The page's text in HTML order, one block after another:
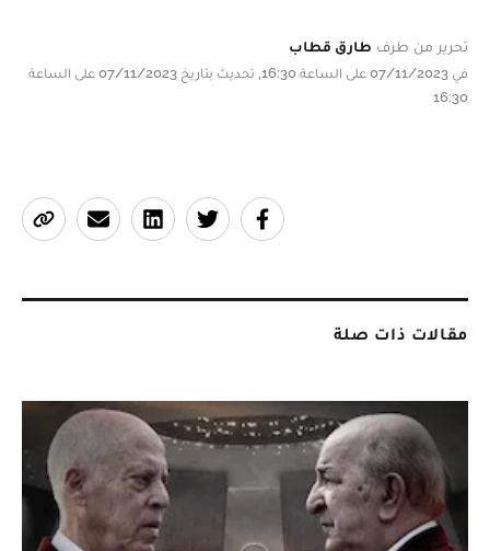
تحرير من طرف طارق قطاب
في 07/11/2023 على الساعة 16:30, تحديث بتاريخ 07/11/2023 على الساعة
16:30
مقالات ذات صلة